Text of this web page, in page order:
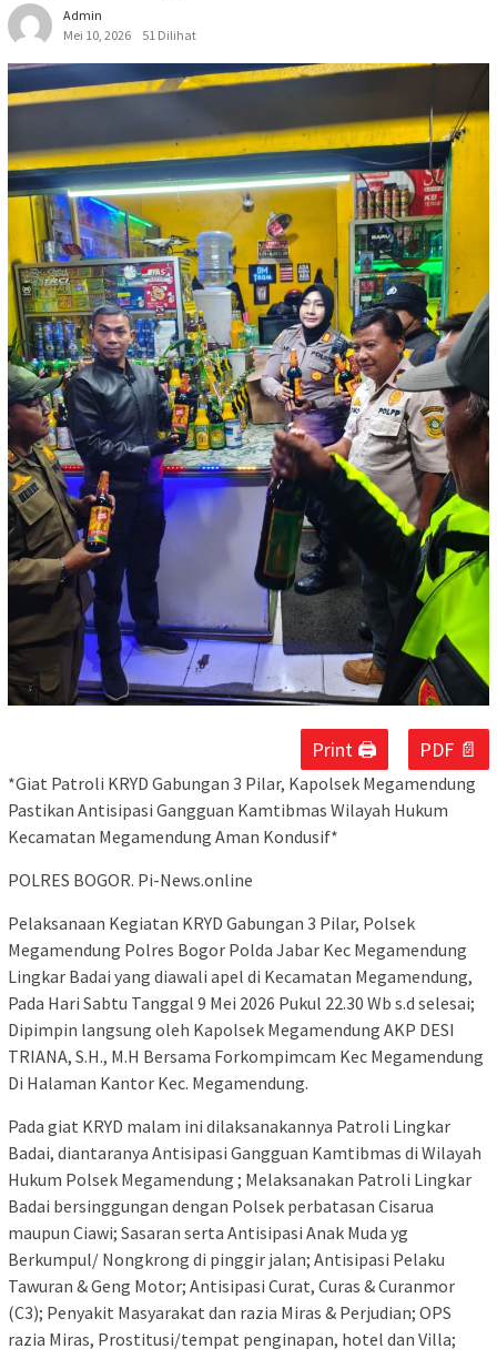
Admin
Mei 10, 2026
51 Dilihat
Print 🖨 PDF 📄
*Giat Patroli KRYD Gabungan 3 Pilar, Kapolsek Megamendung
Pastikan Antisipasi Gangguan Kamtibmas Wilayah Hukum
Kecamatan Megamendung Aman Kondusif*
POLRES BOGOR. Pi-News.online
Pelaksanaan Kegiatan KRYD Gabungan 3 Pilar, Polsek
Megamendung Polres Bogor Polda Jabar Kec Megamendung
Lingkar Badai yang diawali apel di Kecamatan Megamendung,
Pada Hari Sabtu Tanggal 9 Mei 2026 Pukul 22.30 Wb s.d selesai;
Dipimpin langsung oleh Kapolsek Megamendung AKP DESI
TRIANA, S.H., M.H Bersama Forkompimcam Kec Megamendung
Di Halaman Kantor Kec. Megamendung.
Pada giat KRYD malam ini dilaksanakannya Patroli Lingkar
Badai, diantaranya Antisipasi Gangguan Kamtibmas di Wilayah
Hukum Polsek Megamendung ; Melaksanakan Patroli Lingkar
Badai bersinggungan dengan Polsek perbatasan Cisarua
maupun Ciawi; Sasaran serta Antisipasi Anak Muda yg
Berkumpul/ Nongkrong di pinggir jalan; Antisipasi Pelaku
Tawuran & Geng Motor; Antisipasi Curat, Curas & Curanmor
(C3); Penyakit Masyarakat dan razia Miras & Perjudian; OPS
razia Miras, Prostitusi/tempat penginapan, hotel dan Villa;